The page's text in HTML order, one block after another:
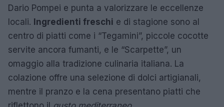
Dario Pompei e punta a valorizzare le eccellenze
locali. Ingredienti freschi e di stagione sono al
centro di piatti come i “Tegamini”, piccole cocotte
servite ancora fumanti, e le “Scarpette”, un
omaggio alla tradizione culinaria italiana. La
colazione offre una selezione di dolci artigianali,
mentre il pranzo e la cena presentano piatti che